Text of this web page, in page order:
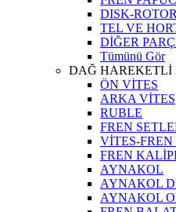
DISK-ROTOR
TEL VE
DİĞER
Tümünü Gör
DAĞ HAREKETLİ
ÖN VİTES
ARKA VİTES
RUBLE
FREN
VİTES-
FREN
AYNAKOL
AYNAKOL
AYNAKOL